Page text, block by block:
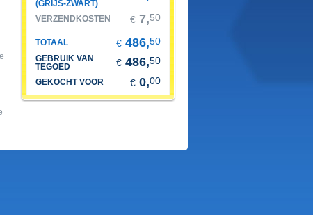
(grijs-zwart)
verzendkosten € 7,50
totaal € 486,50
gebruik van
tegoed
€ 486,50
gekocht voor € 0,00